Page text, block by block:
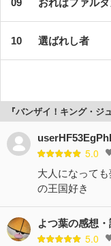
おれはファルタ
選ばれし者
『バンザイ！キング・
5.0
大人になって
の王国好き
よつ葉の感想
5.0